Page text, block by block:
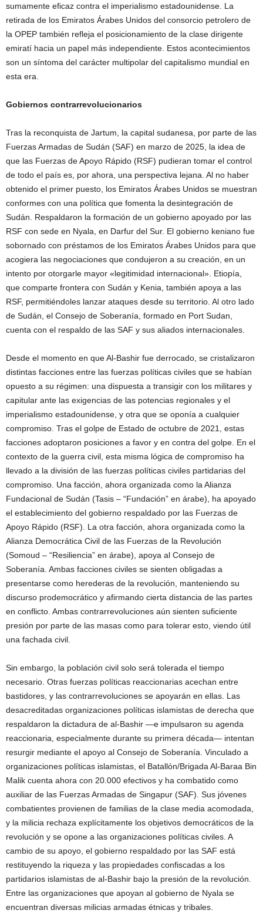
sumamente eficaz contra el imperialismo estadounidense. La
retirada de los Emiratos Árabes Unidos del consorcio petrolero de
la OPEP también refleja el posicionamiento de la clase dirigente
emiratí hacia un papel más independiente. Estos acontecimientos
son un síntoma del carácter multipolar del capitalismo mundial en
esta era.
Gobiernos contrarrevolucionarios
Tras la reconquista de Jartum, la capital sudanesa, por parte de las
Fuerzas Armadas de Sudán (SAF) en marzo de 2025, la idea de
que las Fuerzas de Apoyo Rápido (RSF) pudieran tomar el control
de todo el país es, por ahora, una perspectiva lejana. Al no haber
obtenido el primer puesto, los Emiratos Árabes Unidos se muestran
conformes con una política que fomenta la desintegración de
Sudán. Respaldaron la formación de un gobierno apoyado por las
RSF con sede en Nyala, en Darfur del Sur. El gobierno keniano fue
sobornado con préstamos de los Emiratos Árabes Unidos para que
acogiera las negociaciones que condujeron a su creación, en un
intento por otorgarle mayor «legitimidad internacional». Etiopía,
que comparte frontera con Sudán y Kenia, también apoya a las
RSF, permitiéndoles lanzar ataques desde su territorio. Al otro lado
de Sudán, el Consejo de Soberanía, formado en Port Sudan,
cuenta con el respaldo de las SAF y sus aliados internacionales.
Desde el momento en que Al-Bashir fue derrocado, se cristalizaron
distintas facciones entre las fuerzas políticas civiles que se habían
opuesto a su régimen: una dispuesta a transigir con los militares y
capitular ante las exigencias de las potencias regionales y el
imperialismo estadounidense, y otra que se oponía a cualquier
compromiso. Tras el golpe de Estado de octubre de 2021, estas
facciones adoptaron posiciones a favor y en contra del golpe. En el
contexto de la guerra civil, esta misma lógica de compromiso ha
llevado a la división de las fuerzas políticas civiles partidarias del
compromiso. Una facción, ahora organizada como la Alianza
Fundacional de Sudán (Tasis – “Fundación” en árabe), ha apoyado
el establecimiento del gobierno respaldado por las Fuerzas de
Apoyo Rápido (RSF). La otra facción, ahora organizada como la
Alianza Democrática Civil de las Fuerzas de la Revolución
(Somoud – “Resiliencia” en árabe), apoya al Consejo de
Soberanía. Ambas facciones civiles se sienten obligadas a
presentarse como herederas de la revolución, manteniendo su
discurso prodemocrático y afirmando cierta distancia de las partes
en conflicto. Ambas contrarrevoluciones aún sienten suficiente
presión por parte de las masas como para tolerar esto, viendo útil
una fachada civil.
Sin embargo, la población civil solo será tolerada el tiempo
necesario. Otras fuerzas políticas reaccionarias acechan entre
bastidores, y las contrarrevoluciones se apoyarán en ellas. Las
desacreditadas organizaciones políticas islamistas de derecha que
respaldaron la dictadura de al-Bashir —e impulsaron su agenda
reaccionaria, especialmente durante su primera década— intentan
resurgir mediante el apoyo al Consejo de Soberanía. Vinculado a
organizaciones políticas islamistas, el Batallón/Brigada Al-Baraa Bin
Malik cuenta ahora con 20.000 efectivos y ha combatido como
auxiliar de las Fuerzas Armadas de Singapur (SAF). Sus jóvenes
combatientes provienen de familias de la clase media acomodada,
y la milicia rechaza explícitamente los objetivos democráticos de la
revolución y se opone a las organizaciones políticas civiles. A
cambio de su apoyo, el gobierno respaldado por las SAF está
restituyendo la riqueza y las propiedades confiscadas a los
partidarios islamistas de al-Bashir bajo la presión de la revolución.
Entre las organizaciones que apoyan al gobierno de Nyala se
encuentran diversas milicias armadas étnicas y tribales.